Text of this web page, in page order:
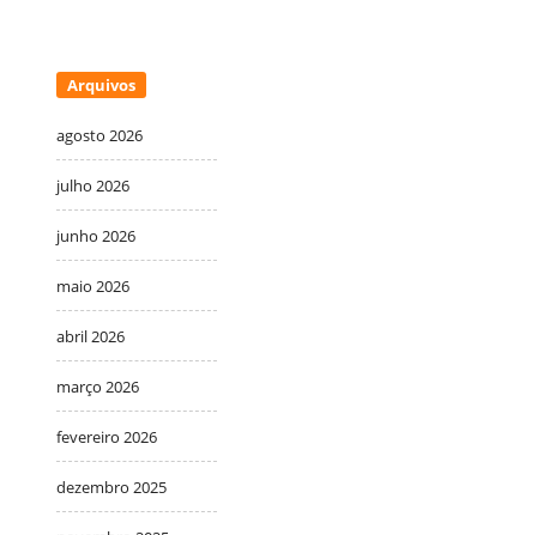
Arquivos
agosto 2026
julho 2026
junho 2026
maio 2026
abril 2026
março 2026
fevereiro 2026
dezembro 2025